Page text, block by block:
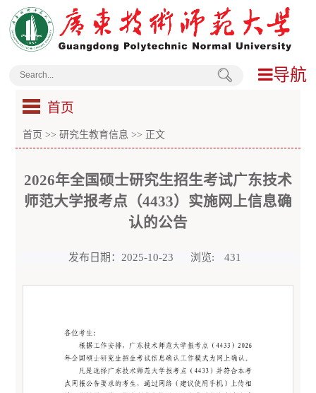
导航
首页
首页 >>研究生教育信息 >> 正文
2026年全国硕士研究生招生考试广东技术
师范大学报考点（4433）实施网上信息确
认的公告
发布日期：2025-10-23 浏览: 431